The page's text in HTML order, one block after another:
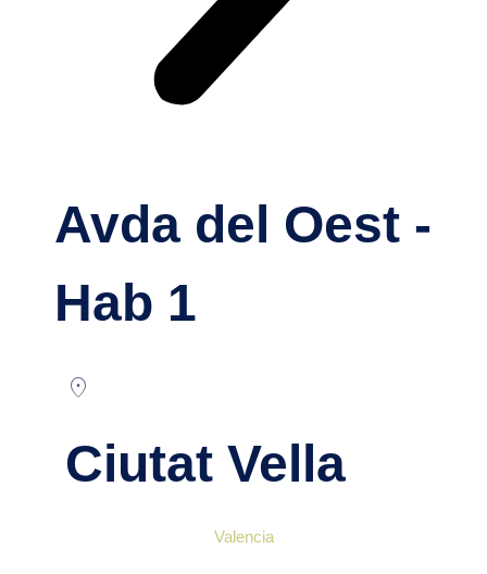
Avda del Oest -
Hab 1
location_on
Ciutat Vella
Valencia